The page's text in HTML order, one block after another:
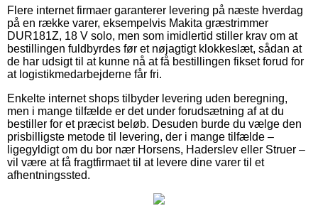
Flere internet firmaer garanterer levering på næste hverdag
på en række varer, eksempelvis Makita græstrimmer
DUR181Z, 18 V solo, men som imidlertid stiller krav om at
bestillingen fuldbyrdes før et nøjagtigt klokkeslæt, sådan at
de har udsigt til at kunne nå at få bestillingen fikset forud for
at logistikmedarbejderne får fri.
Enkelte internet shops tilbyder levering uden beregning,
men i mange tilfælde er det under forudsætning af at du
bestiller for et præcist beløb. Desuden burde du vælge den
prisbilligste metode til levering, der i mange tilfælde –
ligegyldigt om du bor nær Horsens, Haderslev eller Struer –
vil være at få fragtfirmaet til at levere dine varer til et
afhentningssted.